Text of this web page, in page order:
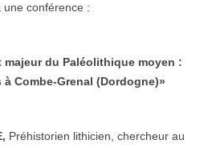
une conférence :
du Paléolithique moyen :
Combe-Grenal (Dordogne)»
Préhistorien lithicien, chercheur au